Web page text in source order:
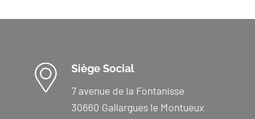
Siège Social
7 avenue de la Fontanisse
30660 Gallargues le Montueux